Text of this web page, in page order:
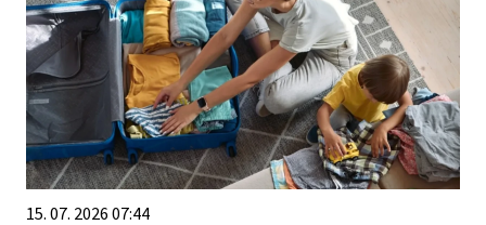
15. 07. 2026 07:44